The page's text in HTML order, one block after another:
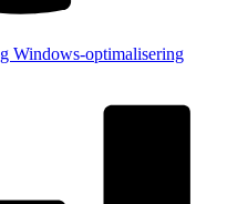
Windows-optimalisering